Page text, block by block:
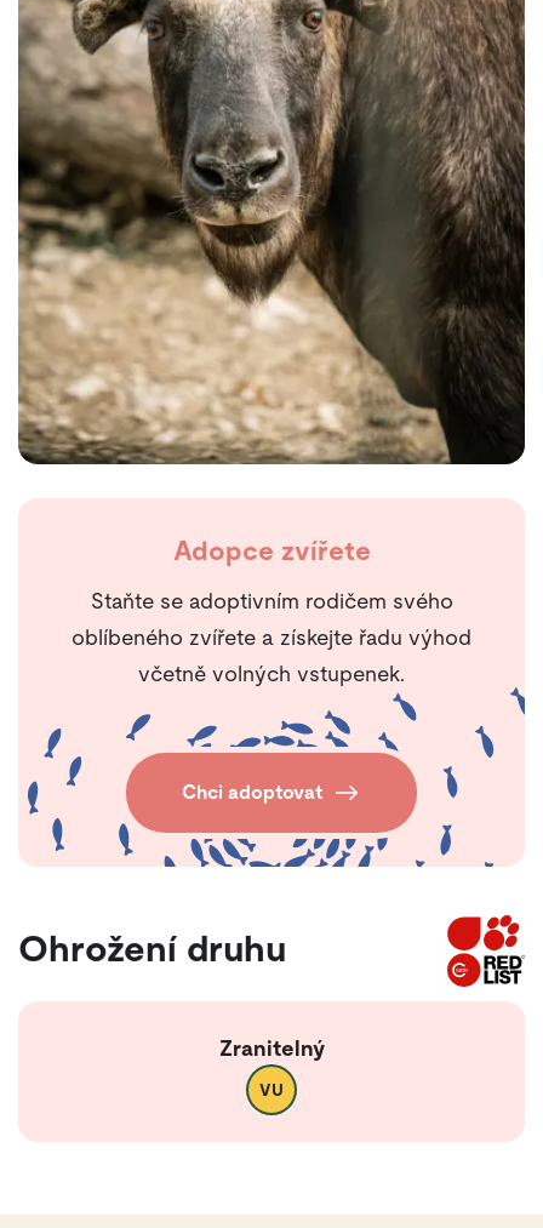
Adopce zvířete
Staňte se adoptivním rodičem svého
oblíbeného zvířete a získejte řadu výhod
včetně volných vstupenek.
Chci adoptovat
Ohrožení druhu
Zranitelný
VU